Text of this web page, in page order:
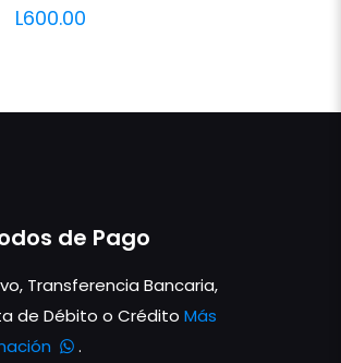
L600.00
de Pago
Transferencia Bancaria,
de Débito o CréditoMás
.